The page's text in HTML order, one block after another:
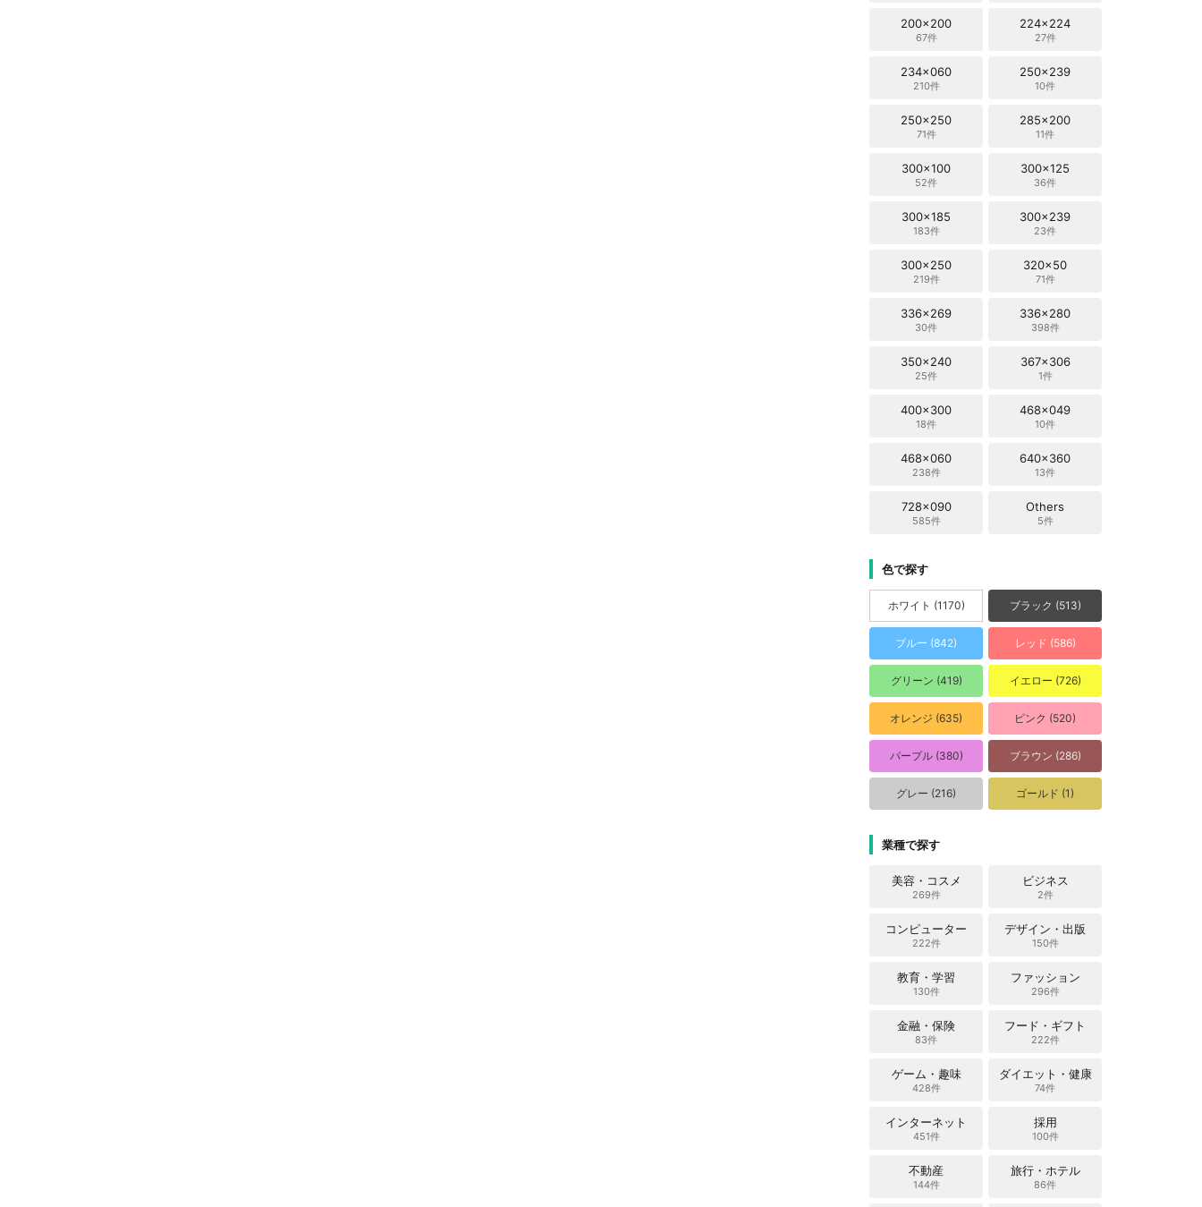
200x200
67件
224x224
27件
234x060
210件
250x239
10件
250x250
71件
285x200
11件
300x100
52件
300x125
36件
300x185
183件
300x239
23件
300x250
219件
320x50
71件
336x269
30件
336x280
398件
350x240
25件
367x306
1件
400x300
18件
468x049
10件
468x060
238件
640x360
13件
728x090
585件
Others
5件
色で探す
ホワイト (1170) ブラック (513)
ブルー (842) レッド (586)
グリーン (419) イエロー (726)
オレンジ (635) ピンク (520)
パープル (380) ブラウン (286)
グレー (216) ゴールド (1)
業種で探す
美容・コスメ
269件
ビジネス
2件
コンピューター
222件
デザイン・出版
150件
教育・学習
130件
ファッション
296件
金融・保険
83件
フード・ギフト
222件
ゲーム・趣味
428件
ダイエット・健康
74件
インターネット
451件
採用
100件
不動産
144件
旅行・ホテル
86件